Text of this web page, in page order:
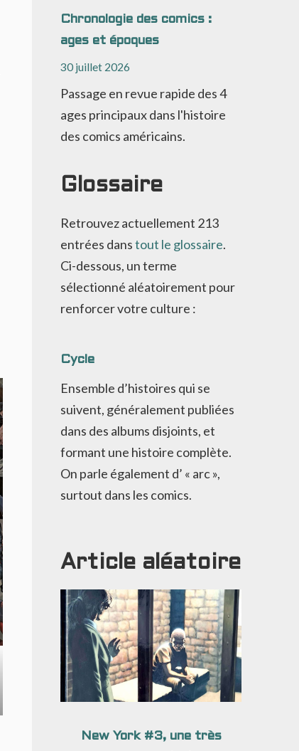
Chronologie des comics :
ages et époques
30 juillet 2026
Passage en revue rapide des 4
ages principaux dans l'histoire
des comics américains.
Glossaire
Retrouvez actuellement 213
entrées danstout le glossaire.
Ci-dessous, un terme
sélectionné aléatoirement pour
renforcer votre culture :
Cycle
Ensemble d’histoires qui se
suivent, généralement publiées
dans des albums disjoints, et
formant une histoire complète.
On parle également d’ « arc »,
surtout dans les comics.
Article aléatoire
New York #3, une très